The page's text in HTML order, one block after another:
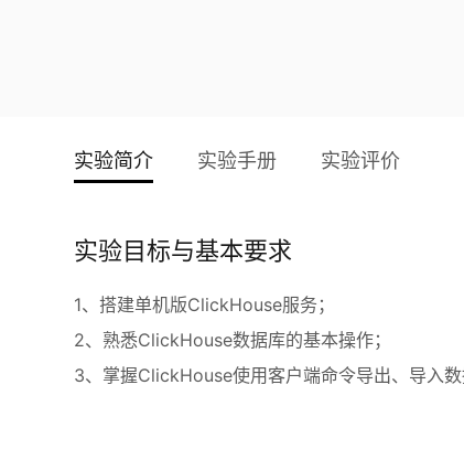
实验简介 实验手册 实验评价
实验目标与基本要求
1、搭建单机版ClickHouse服务；
2、熟悉ClickHouse数据库的基本操作；
3、掌握ClickHouse使用客户端命令导出、导入数